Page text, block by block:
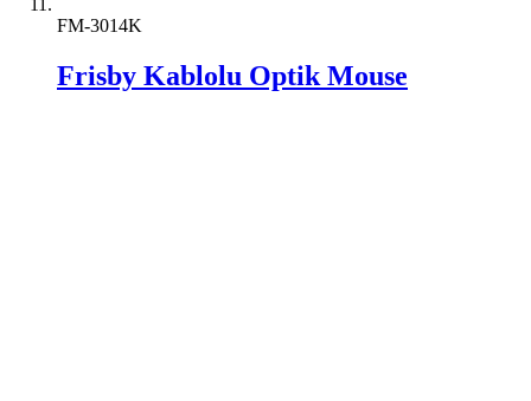
FM-3014K
Frisby Kablolu Optik Mouse